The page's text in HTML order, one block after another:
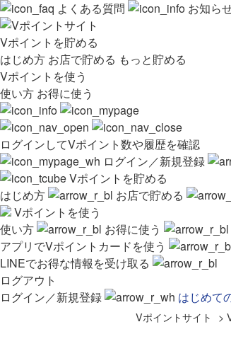
よくある質問 お知ら
Vポイントを貯める
はじめ方 お店で貯める もっと貯める
Vポイントを使う
使い方 お得に使う
ログインしてVポイント数や履歴を確認
ログイン／新規登録
Vポイントを貯める
はじめ方
お店で貯める
Vポイントを使う
使い方
お得に使う
アプリでVポイントカードを使う
LINEでお得な情報を受け取る
ログアウト
ログイン／新規登録
はじめて
Vポイントサイト >